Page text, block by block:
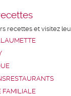
recettes et visitez
FAMILIALE